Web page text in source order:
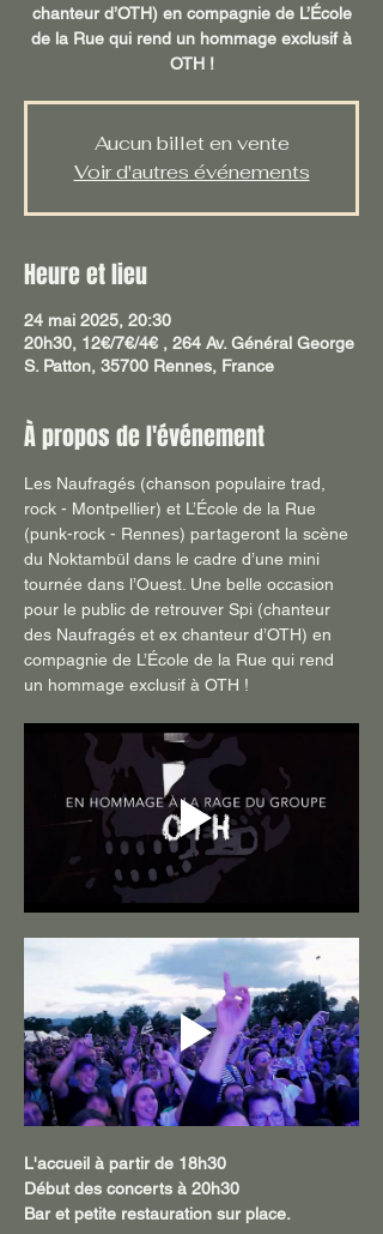
chanteur d’OTH) en compagnie de L’École
de la Rue qui rend un hommage exclusif à
OTH !
Aucun billet en vente
Voir d'autres événements
Heure et lieu
24 mai 2025, 20:30
20h30, 12€/7€/4€ , 264 Av. Général George
S. Patton, 35700 Rennes, France
À propos de l'événement
Les Naufragés (chanson populaire trad,
rock - Montpellier) et L’École de la Rue
(punk-rock - Rennes) partageront la scène
du Noktambül dans le cadre d’une mini
tournée dans l’Ouest. Une belle occasion
pour le public de retrouver Spi (chanteur
des Naufragés et ex chanteur d’OTH) en
compagnie de L’École de la Rue qui rend
un hommage exclusif à OTH !
L'accueil à partir de 18h30
Début des concerts à 20h30
Bar et petite restauration sur place.